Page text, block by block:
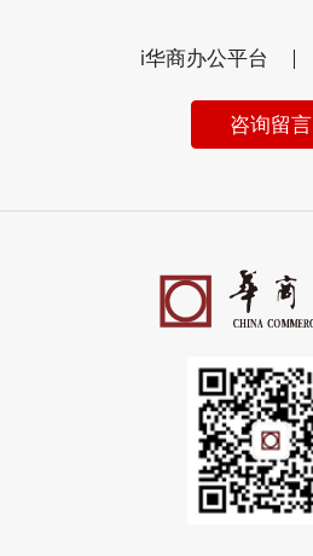
i华商办公平台
咨询留言